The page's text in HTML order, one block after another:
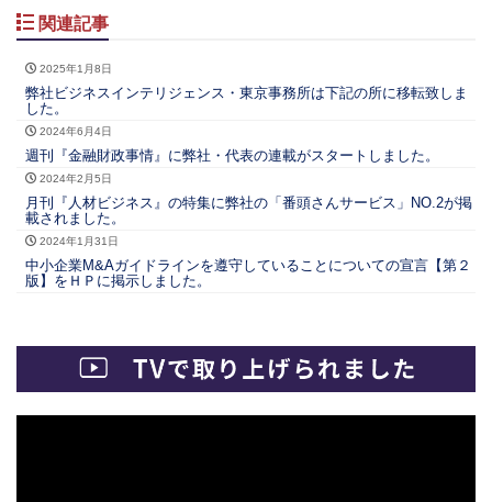
関連記事
2025年1月8日
弊社ビジネスインテリジェンス・東京事務所は下記の所に移転致しま
した。
2024年6月4日
週刊『金融財政事情』に弊社・代表の連載がスタートしました。
2024年2月5日
月刊『人材ビジネス』の特集に弊社の「番頭さんサービス」NO.2が掲
載されました。
2024年1月31日
中小企業M&Aガイドラインを遵守していることについての宣言【第２
版】をＨＰに掲示しました。